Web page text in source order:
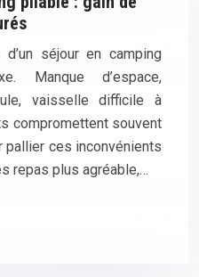
séjour en camping
Manque d’espace,
vaisselle difficile à
compromettent souvent
pallier ces inconvénients
repas plus agréable,…